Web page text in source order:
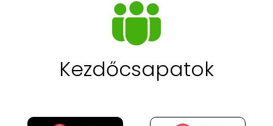
Kezdőcsapatok